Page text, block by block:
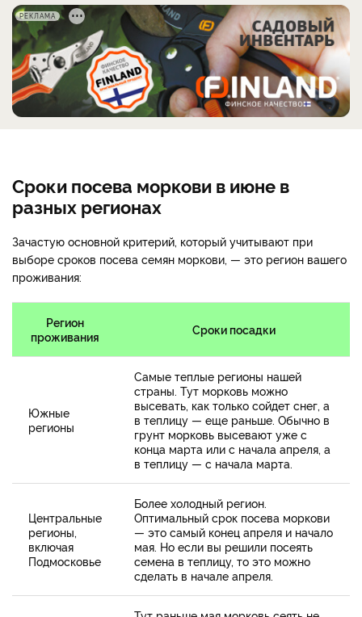
РЕКЛАМА
Сроки посева моркови в июне в
разных регионах
Зачастую основной критерий, который учитывают при
выборе сроков посева семян моркови, — это регион вашего
проживания:
Регион
проживания
Сроки посадки
Южные
регионы
Самые теплые регионы нашей
страны. Тут морковь можно
высевать, как только сойдет снег, а
в теплицу — еще раньше. Обычно в
грунт морковь высевают уже с
конца марта или с начала апреля, а
в теплицу — с начала марта.
Центральные
регионы,
включая
Подмосковье
Более холодный регион.
Оптимальный срок посева моркови
— это самый конец апреля и начало
мая. Но если вы решили посеять
семена в теплицу, то это можно
сделать в начале апреля.